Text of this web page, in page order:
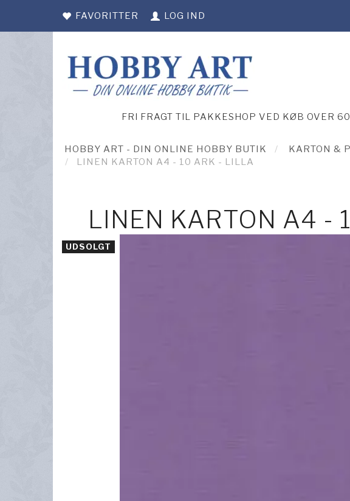
FAVORITTER LOG IND
FRI FRAGT TIL PAKKESHOP VED KØB OVER
HOBBY ART - DIN ONLINE HOBBY BUTIK KARTON &
LINEN KARTON A4 - 10 ARK - LILLA
LINEN KARTON A4 -
UDSOLGT